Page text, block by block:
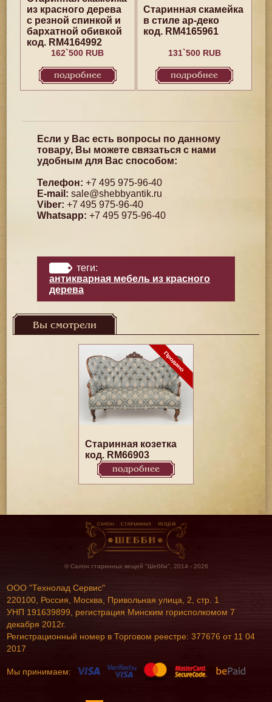
из красного дерева
с резной спинкой и
бархатной обивкой
код. RM4164992
162`500 RUB
подробнее
Старинная скамейка
в стиле ар-деко
код. RM4165961
131`500 RUB
подробнее
Если у Вас есть вопросы по данному
товару, Вы можете связаться с нами
удобным для Вас способом:
Телефон: +7 495 975-96-40
E-mail: sale@shebbyantik.ru
Viber: +7 495 975-96-40
Whatsapp: +7 495 975-96-40
теги:
антикварная мебель из красного
дерева
Вы смотрели
Старинная козетка
код. RM66903
подробнее
© Салон старинных вещей "Шебби", 2014 - 2026
ООО "Технолад Сервис"
220100, Россия, Москва, Привольная улица, 2, стр. 1
УНП 191639899, регистрация Минским горисполкомом 7
декабря 2012г.
Регистрационный номер в Торговом реестре: 377676 от 11 04
2017
Мы принимаем: